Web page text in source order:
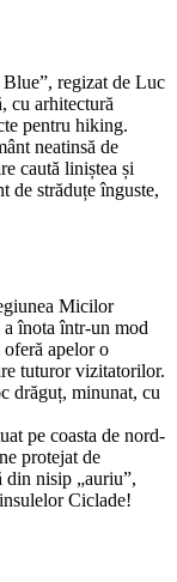
regizat de Luc
cu arhitectură
pentru hiking.
neatinsă de
caută liniștea și
de străduțe înguste,
Micilor
înota într-un mod
apelor o
tuturor vizitatorilor.
drăguț, minunat, cu
pe coasta de nord-
protejat de
din nisip „auriu”,
Ciclade!